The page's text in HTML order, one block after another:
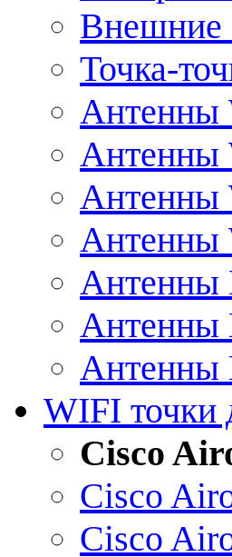
Внешние
Точка-
Антенны
Антенны
Антенны
Антенны
Антенны
Антенны
Антенны
WIFI точки
Cisco
Cisco
Cisco